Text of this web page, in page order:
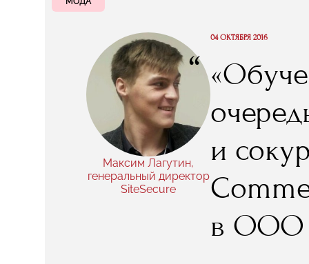
быть.
с
мы до
Максим Лагутин,
генеральный директор
SiteSecure
“
04 ОКТЯБРЯ 2016
и
в ООО